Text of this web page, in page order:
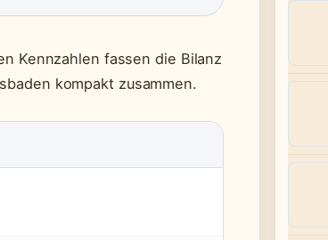
Kennzahlen fassen die Bilanz
kompakt zusammen.